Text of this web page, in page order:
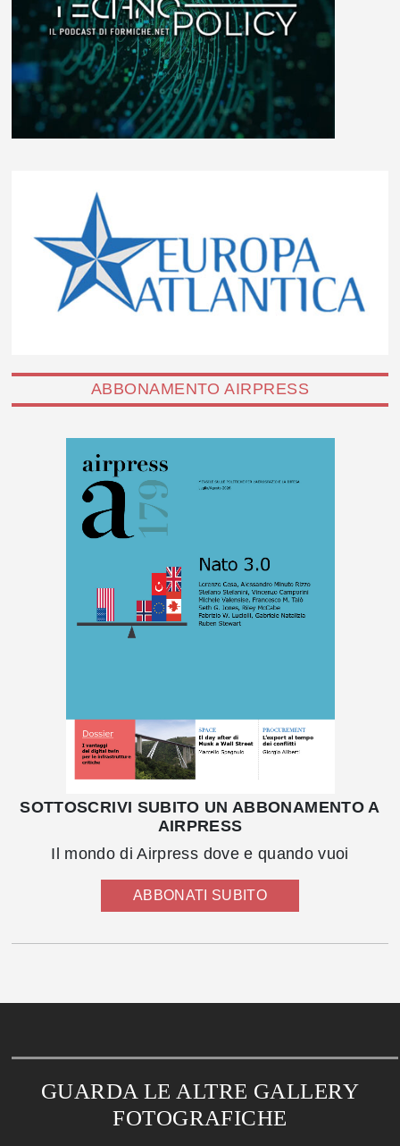
ABBONAMENTO AIRPRESS
SOTTOSCRIVI SUBITO UN ABBONAMENTO A
AIRPRESS
Il mondo di Airpress dove e quando vuoi
ABBONATI SUBITO
GUARDA LE ALTRE GALLERY
FOTOGRAFICHE